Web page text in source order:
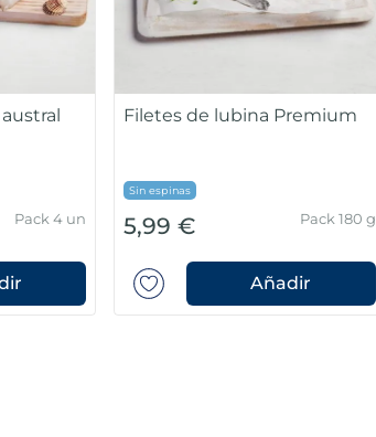
Pack 4 un
Filetes de lubina Premium
Sin espinas
5,99 € Pack 180 g
Añadir